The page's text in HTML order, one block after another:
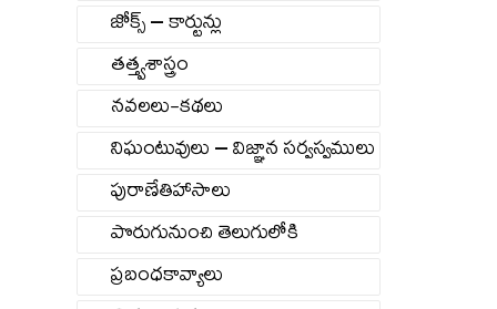
జోక్స్ – కార్టున్లు
తత్త్వశాస్త్రం
నవలలు-కథలు
నిఘంటువులు – విజ్ఞాన సర్వస్వములు
పురాణేతిహాసాలు
పొరుగునుంచి తెలుగులోకి
ప్రబంధకావ్యాలు